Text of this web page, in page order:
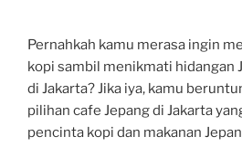
Pernahkah kamu merasa ingin
kopi sambil menikmati hidangan
di Jakarta? Jika iya, kamu
pilihan cafe Jepang di Jakarta
pencinta kopi dan makanan